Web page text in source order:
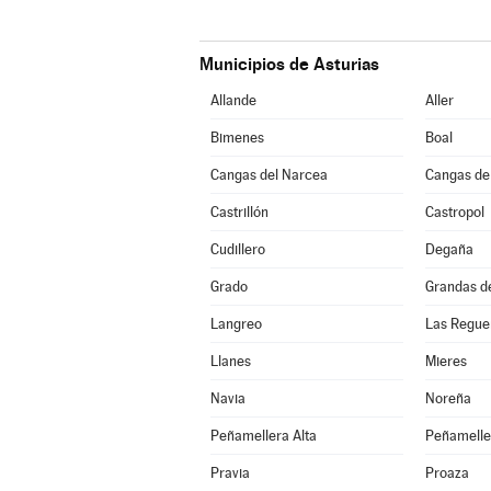
Municipios de Asturias
Allande Aller
Bimenes Boal
Cangas del Narcea Cangas
Castrillón Castropol
Cudillero Degaña
Grado Grandas
Langreo Las
Llanes Mieres
Navia Noreña
Peñamellera Alta
Pravia Proaza